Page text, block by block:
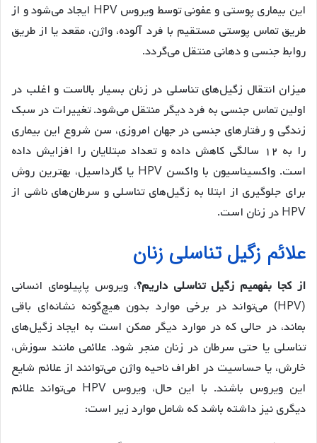
این بیماری پوستی و عفونی توسط ویروس HPV ایجاد می‌شود و از
طریق تماس پوستی مستقیم با فرد آلوده، واژن، مقعد یا از طریق
روابط جنسی و دهانی منتقل می‌گردد.
میزان انتقال زگیل‌های تناسلی در زنان بسیار بالاست و اغلب در
اولین تماس جنسی به فرد دیگر منتقل می‌شود. تغییرات در سبک
زندگی و رفتارهای جنسی در جهان امروزی، سن شروع این بیماری
را به ۱۲ سالگی کاهش داده و تعداد مبتلایان را افزایش داده
است. واکسیناسیون با واکسن HPV یا گارداسیل، بهترین روش
برای جلوگیری از ابتلا به زگیل‌های تناسلی و سرطان‌های ناشی از
HPV در زنان است.
علائم زگیل تناسلی زنان
از کجا بفهمیم زگیل تناسلی داریم؟، ویروس پاپیلومای انسانی
(HPV) می‌تواند در برخی موارد بدون هیچ‌گونه نشانه‌ای باقی
بماند، در حالی که در موارد دیگر ممکن است به ایجاد زگیل‌های
تناسلی یا حتی سرطان در زنان منجر شود. علائمی مانند سوزش،
خارش، یا حساسیت در اطراف ناحیه واژن می‌توانند از علائم شایع
این ویروس باشند. با این حال، ویروس HPV می‌تواند علائم
دیگری نیز داشته باشد که شامل موارد زیر است: